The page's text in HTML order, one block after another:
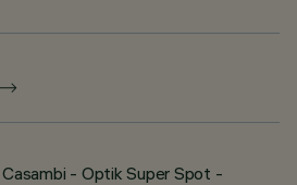
- Optik Super Spot -